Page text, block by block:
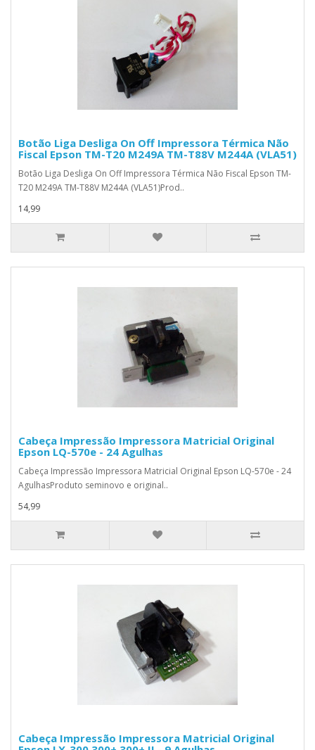
Botão Liga Desliga On Off Impressora Térmica Não
Fiscal Epson TM-T20 M249A TM-T88V M244A (VLA51)
Botão Liga Desliga On Off Impressora Térmica Não Fiscal Epson TM-
T20 M249A TM-T88V M244A (VLA51)Prod..
14,99
Cabeça Impressão Impressora Matricial Original
Epson LQ-570e - 24 Agulhas
Cabeça Impressão Impressora Matricial Original Epson LQ-570e - 24
AgulhasProduto seminovo e original..
54,99
Cabeça Impressão Impressora Matricial Original